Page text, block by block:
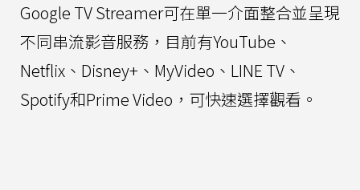
Google TV Streamer可在單一介面整合並呈現
不同串流影音服務，目前有YouTube、
Netflix、Disney+、MyVideo、LINE TV、
Spotify和Prime Video，可快速選擇觀看。